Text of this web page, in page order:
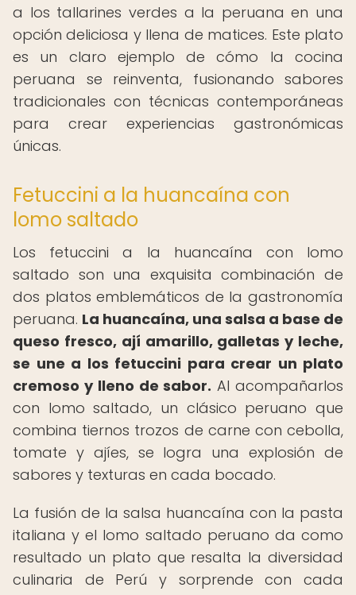
a los tallarines verdes a la peruana en una
opción deliciosa y llena de matices. Este plato
es un claro ejemplo de cómo la cocina
peruana se reinventa, fusionando sabores
tradicionales con técnicas contemporáneas
para crear experiencias gastronómicas
únicas.
Fetuccini a la huancaína con
lomo saltado
Los fetuccini a la huancaína con lomo
saltado son una exquisita combinación de
dos platos emblemáticos de la gastronomía
peruana. La huancaína, una salsa a base de
queso fresco, ají amarillo, galletas y leche,
se une a los fetuccini para crear un plato
cremoso y lleno de sabor. Al acompañarlos
con lomo saltado, un clásico peruano que
combina tiernos trozos de carne con cebolla,
tomate y ajíes, se logra una explosión de
sabores y texturas en cada bocado.
La fusión de la salsa huancaína con la pasta
italiana y el lomo saltado peruano da como
resultado un plato que resalta la diversidad
culinaria de Perú y sorprende con cada